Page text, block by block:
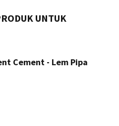
UNTUK
Cement - Lem Pipa